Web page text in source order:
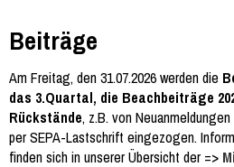
Beiträge
Am Freitag, den 31.07.2026 werden die
das 3.Quartal, die Beachbeiträge
Rückstände, z.B. von
per SEPA-Lastschrift eingezogen.
finden sich in unserer Übersicht der =>